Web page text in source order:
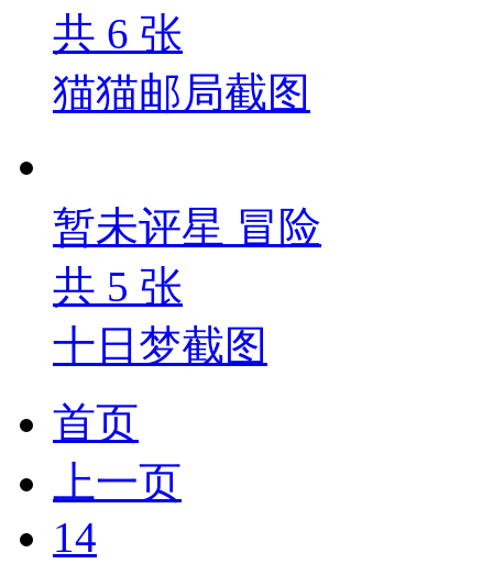
共 6 张
猫猫邮局截图
暂未评星 冒险
共 5 张
十日梦截图
首页
上一页
14